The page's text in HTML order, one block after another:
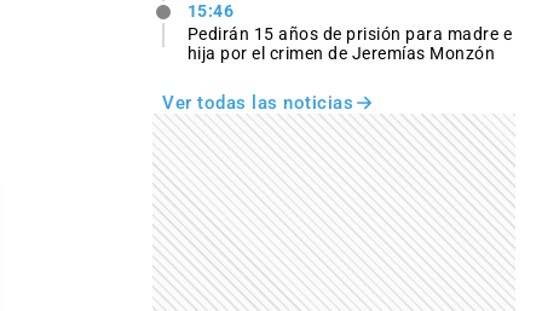
15:46
Pedirán 15 años de prisión para madre e
hija por el crimen de Jeremías Monzón
Ver todas las noticias